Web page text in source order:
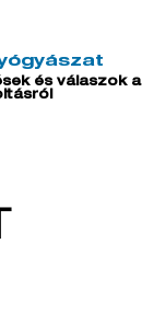
és válaszok a